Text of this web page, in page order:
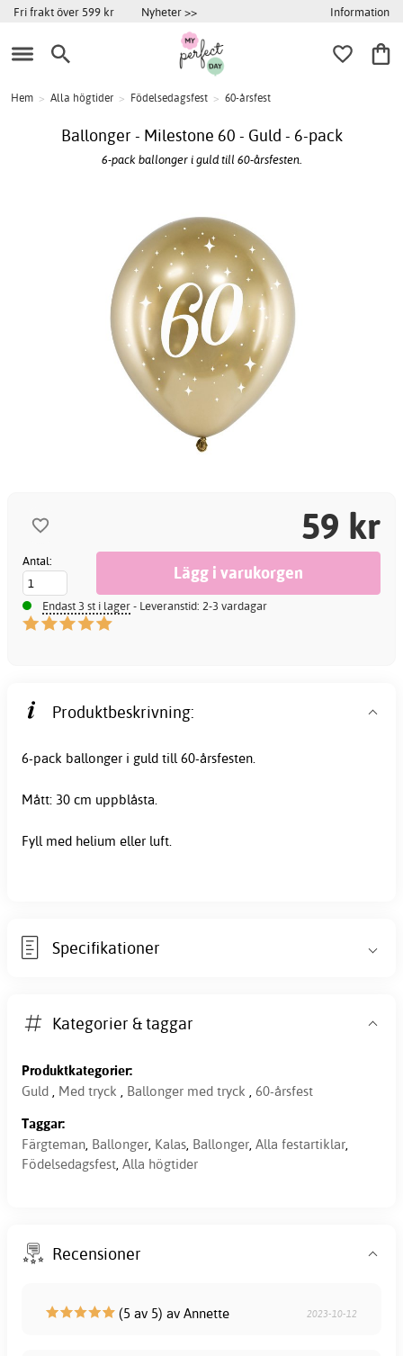
Fri frakt över 599 kr Nyheter >> Information
Hem > Alla högtider > Födelsedagsfest > 60-årsfest
Ballonger - Milestone 60 - Guld - 6-pack
6-pack ballonger i guld till 60-årsfesten.
59 kr
Antal:
Endast 3 st i lager- Leveranstid: 2-3 vardagar
Produktbeskrivning:
6-pack ballonger i guld till 60-årsfesten.
Mått: 30 cm uppblåsta.
Fyll med helium eller luft.
Specifikationer
Kategorier & taggar
Produktkategorier:
Guld , Med tryck , Ballonger med tryck , 60-årsfest
Taggar:
Färgteman, Ballonger, Kalas, Ballonger, Alla festartiklar,
Födelsedagsfest, Alla högtider
Recensioner
(5 av 5) av Annette 2023-10-12